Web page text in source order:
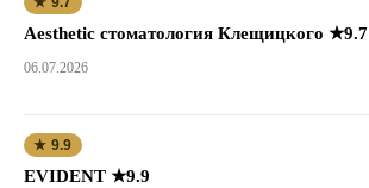
Aesthetic стоматология Клещицкого ★9.7
06.07.2026
★ 9.9
EVIDENT ★9.9